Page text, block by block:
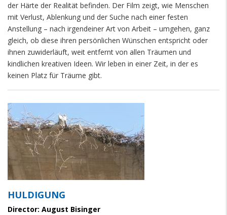
der Härte der Realität befinden. Der Film zeigt, wie Menschen
mit Verlust, Ablenkung und der Suche nach einer festen
Anstellung – nach irgendeiner Art von Arbeit – umgehen, ganz
gleich, ob diese ihren persönlichen Wünschen entspricht oder
ihnen zuwiderläuft, weit entfernt von allen Träumen und
kindlichen kreativen Ideen. Wir leben in einer Zeit, in der es
keinen Platz für Träume gibt.
HULDIGUNG
Director: August Bisinger